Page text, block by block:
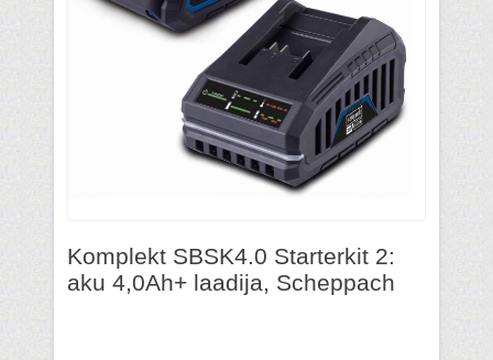
Komplekt SBSK4.0 Starterkit 2:
aku 4,0Ah+ laadija, Scheppach